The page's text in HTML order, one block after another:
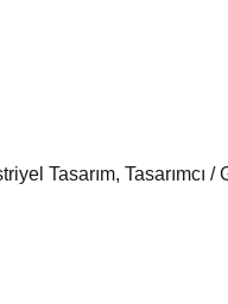
Tasarım, Tasarımcı /